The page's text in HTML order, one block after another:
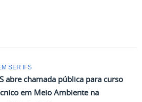
SER IFS
abre chamada pública para curso
em Meio Ambiente na